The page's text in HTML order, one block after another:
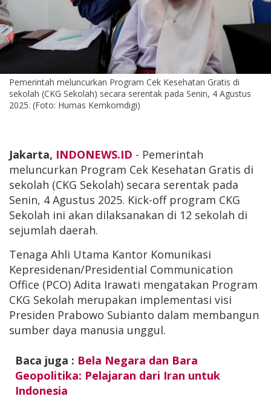
Pemerintah meluncurkan Program Cek Kesehatan Gratis di
sekolah (CKG Sekolah) secara serentak pada Senin, 4 Agustus
2025. (Foto: Humas Kemkomdigi)
Jakarta, INDONEWS.ID - Pemerintah
meluncurkan Program Cek Kesehatan Gratis di
sekolah (CKG Sekolah) secara serentak pada
Senin, 4 Agustus 2025. Kick-off program CKG
Sekolah ini akan dilaksanakan di 12 sekolah di
sejumlah daerah.
Tenaga Ahli Utama Kantor Komunikasi
Kepresidenan/Presidential Communication
Office (PCO) Adita Irawati mengatakan Program
CKG Sekolah merupakan implementasi visi
Presiden Prabowo Subianto dalam membangun
sumber daya manusia unggul.
Baca juga : Bela Negara dan Bara
Geopolitika: Pelajaran dari Iran untuk
Indonesia